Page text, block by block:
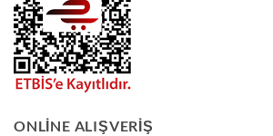
ONLINE ALIŞVERIŞ